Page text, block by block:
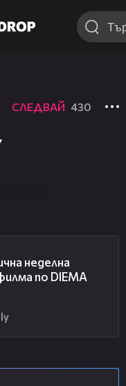
СЛЕДВАЙ 430
неделна
по DIEMA